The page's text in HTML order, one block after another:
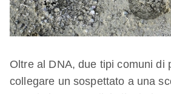
Oltre al DNA, due tipi comuni di
collegare un sospettato a una